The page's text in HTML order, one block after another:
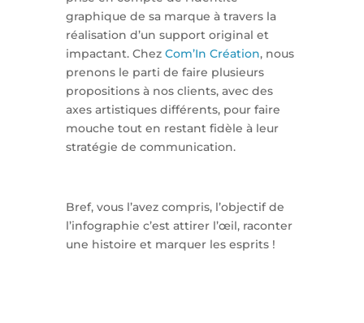
graphique de sa marque à travers la
réalisation d’un support original et
impactant. Chez Com’In Création, nous
prenons le parti de faire plusieurs
propositions à nos clients, avec des
axes artistiques différents, pour faire
mouche tout en restant fidèle à leur
stratégie de communication.
Bref, vous l’avez compris, l’objectif de
l’infographie c’est attirer l’œil, raconter
une histoire et marquer les esprits !